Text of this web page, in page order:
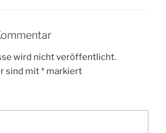
wird nicht veröffentlicht.
sind mit* markiert